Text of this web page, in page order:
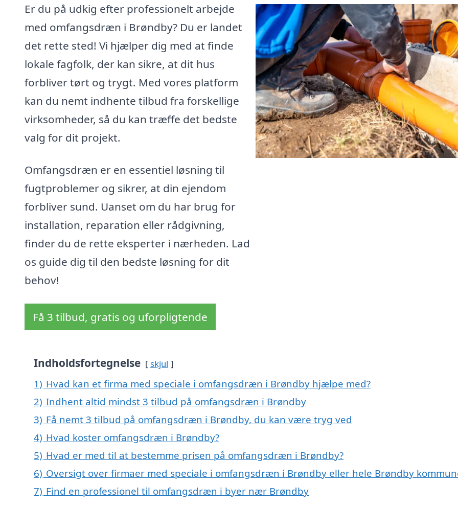
Er du på udkig efter professionelt arbejde
med omfangsdræn i Brøndby? Du er landet
det rette sted! Vi hjælper dig med at finde
lokale fagfolk, der kan sikre, at dit hus
forbliver tørt og trygt. Med vores platform
kan du nemt indhente tilbud fra forskellige
virksomheder, så du kan træffe det bedste
valg for dit projekt.
Omfangsdræn er en essentiel løsning til
fugtproblemer og sikrer, at din ejendom
forbliver sund. Uanset om du har brug for
installation, reparation eller rådgivning,
finder du de rette eksperter i nærheden. Lad
os guide dig til den bedste løsning for dit
behov!
Få 3 tilbud, gratis og uforpligtende
Indholdsfortegnelse skjul
1) Hvad kan et firma med speciale i omfangsdræn i Brøndby hjælpe med?
2) Indhent altid mindst 3 tilbud på omfangsdræn i Brøndby
3) Få nemt 3 tilbud på omfangsdræn i Brøndby, du kan være tryg ved
4) Hvad koster omfangsdræn i Brøndby?
5) Hvad er med til at bestemme prisen på omfangsdræn i Brøndby?
6) Oversigt over firmaer med speciale i omfangsdræn i Brøndby eller hele Brøndby
7) Find en professionel til omfangsdræn i byer nær Brøndby